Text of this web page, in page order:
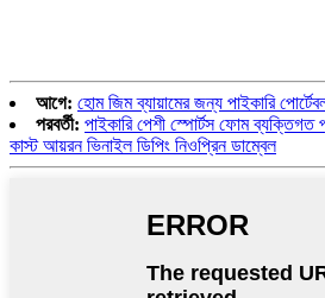
আগে: হোম জিম ব্যায়ামের জন্য পাইকারি
পরবর্তী: পাইকারি পেশী স্পোর্টস ফোম ব্যক্তিগত
কাস্ট আয়রন ভিনাইল ডিপিং নিওপ্রিন ডাম্বেল